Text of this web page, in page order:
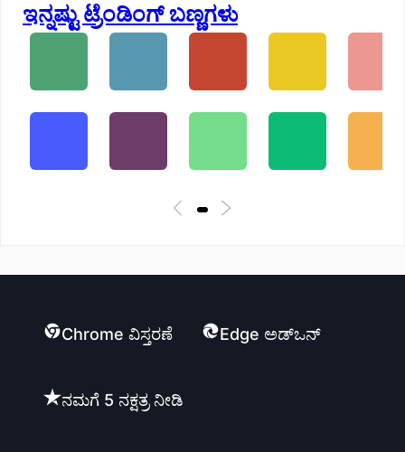
ಇನ್ನಷ್ಟು ಟ್ರೆಂಡಿಂಗ್ ಬಣ್ಣಗಳು
Chrome ವಿಸ್ತರಣೆ Edge ಅಡ್ಒನ್
ನಮಗೆ 5 ನಕ್ಷತ್ರ ನೀಡಿ